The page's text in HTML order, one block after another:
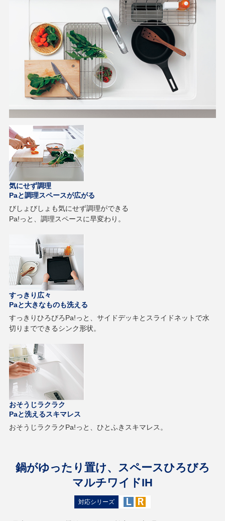
気にせず調理
Paと調理スペースが広がる
びしょびしょも気にせず調理ができる
Pa!っと、調理スペースに早変わり。
すっきり広々
Paと大きなものも洗える
すっきりひろびろPa!っと、サイドデッキとスライドネットで水
切りまでできるシンク形状。
おそうじラクラク
Paと洗えるスキマレス
おそうじラクラクPa!っと、ひとふきスキマレス。
鍋がゆったり置け、スペースひろびろ
マルチワイドIH
対応シリーズ